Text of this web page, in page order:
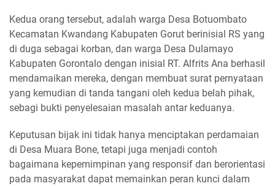
Kedua orang tersebut, adalah warga Desa Botuombato
Kecamatan Kwandang Kabupaten Gorut berinisial RS yang
di duga sebagai korban, dan warga Desa Dulamayo
Kabupaten Gorontalo dengan inisial RT. Alfrits Ana berhasil
mendamaikan mereka, dengan membuat surat pernyataan
yang kemudian di tanda tangani oleh kedua belah pihak,
sebagi bukti penyelesaian masalah antar keduanya.
Keputusan bijak ini tidak hanya menciptakan perdamaian
di Desa Muara Bone, tetapi juga menjadi contoh
bagaimana kepemimpinan yang responsif dan berorientasi
pada masyarakat dapat memainkan peran kunci dalam